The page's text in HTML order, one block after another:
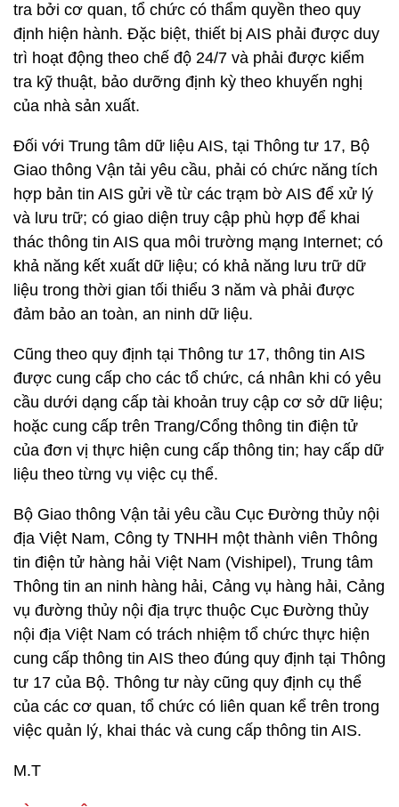
tra bởi cơ quan, tổ chức có thẩm quyền theo quy
định hiện hành. Đặc biệt, thiết bị AIS phải được duy
trì hoạt động theo chế độ 24/7 và phải được kiểm
tra kỹ thuật, bảo dưỡng định kỳ theo khuyến nghị
của nhà sản xuất.
Đối với Trung tâm dữ liệu AIS, tại Thông tư 17, Bộ
Giao thông Vận tải yêu cầu, phải có chức năng tích
hợp bản tin AIS gửi về từ các trạm bờ AIS để xử lý
và lưu trữ; có giao diện truy cập phù hợp để khai
thác thông tin AIS qua môi trường mạng Internet; có
khả năng kết xuất dữ liệu; có khả năng lưu trữ dữ
liệu trong thời gian tối thiểu 3 năm và phải được
đảm bảo an toàn, an ninh dữ liệu.
Cũng theo quy định tại Thông tư 17, thông tin AIS
được cung cấp cho các tổ chức, cá nhân khi có yêu
cầu dưới dạng cấp tài khoản truy cập cơ sở dữ liệu;
hoặc cung cấp trên Trang/Cổng thông tin điện tử
của đơn vị thực hiện cung cấp thông tin; hay cấp dữ
liệu theo từng vụ việc cụ thể.
Bộ Giao thông Vận tải yêu cầu Cục Đường thủy nội
địa Việt Nam, Công ty TNHH một thành viên Thông
tin điện tử hàng hải Việt Nam (Vishipel), Trung tâm
Thông tin an ninh hàng hải, Cảng vụ hàng hải, Cảng
vụ đường thủy nội địa trực thuộc Cục Đường thủy
nội địa Việt Nam có trách nhiệm tổ chức thực hiện
cung cấp thông tin AIS theo đúng quy định tại Thông
tư 17 của Bộ. Thông tư này cũng quy định cụ thể
của các cơ quan, tổ chức có liên quan kể trên trong
việc quản lý, khai thác và cung cấp thông tin AIS.
M.T